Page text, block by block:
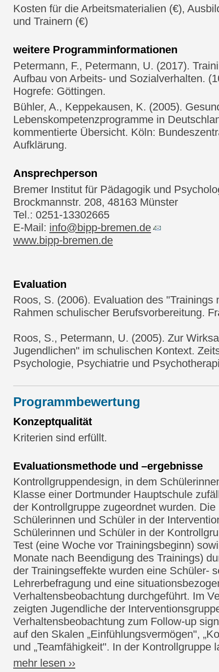
Kosten für die Arbeitsmaterialien (€),
und Trainern (€)
weitere Programminformationen
Petermann, F., Petermann, U. (2017).
Aufbau von Arbeits- und Sozialverhalten.
Hogrefe: Göttingen.
Bühler, A., Keppekausen, K. (2005).
Lebenskompetenzprogramme in
kommentierte Übersicht. Köln:
Aufklärung.
Ansprechperson
Bremer Institut für Pädagogik und
Brockmannstr. 208, 48163 Münster
Tel.: 0251-13302665
E-Mail: info@bipp-bremen.de
www.bipp-bremen.de
Evaluation
Roos, S. (2006). Evaluation des "Trainings
Rahmen schulischer Berufsvorbereitung.
Roos, S., Petermann, U. (2005). Zur
Jugendlichen" im schulischen Kontext.
Psychologie, Psychiatrie und
Programmbewertung
Konzeptqualität
Kriterien sind erfüllt.
Evaluationsmethode und –ergebnisse
Kontrollgruppendesign, in dem
Klasse einer Dortmunder Hauptschule
der Kontrollgruppe zugeordnet wurden.
Schülerinnen und Schüler in der
Schülerinnen und Schüler in der
Test (eine Woche vor Trainingsbeginn)
Monate nach Beendigung des Trainings)
der Trainingseffekte wurden eine Schüler-
Lehrerbefragung und eine
Verhaltensbeobachtung durchgeführt. Im
zeigten Jugendliche der
Verhaltensbeobachtung zum Follow-up
auf den Skalen „Einfühlungsvermögen",
und „Teamfähigkeit". In der Kontrollgruppe
mehr lesen ››